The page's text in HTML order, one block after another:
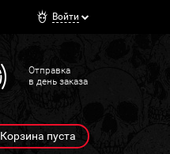
Войти
Отправка
в день заказа
Корзина пуста